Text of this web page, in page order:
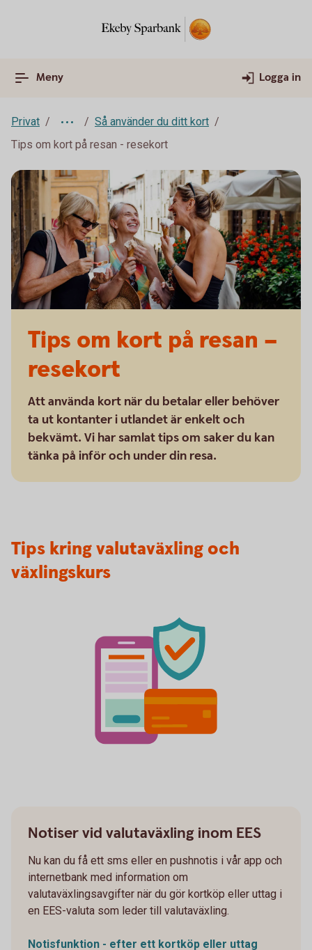
Meny Logga in
Privat
Så använder du ditt kort
Tips om kort på resan - resekort
Tips om kort på resan –
resekort
Att använda kort när du betalar eller behöver
ta ut kontanter i utlandet är enkelt och
bekvämt. Vi har samlat tips om saker du kan
tänka på inför och under din resa.
Tips kring valutaväxling och
växlingskurs
Notiser vid valutaväxling inom EES
Nu kan du få ett sms eller en pushnotis i vår app och
internetbank med information om
valutaväxlingsavgifter när du gör kortköp eller uttag i
en EES-valuta som leder till valutaväxling.
Notisfunktion - efter ett kortköp eller uttag